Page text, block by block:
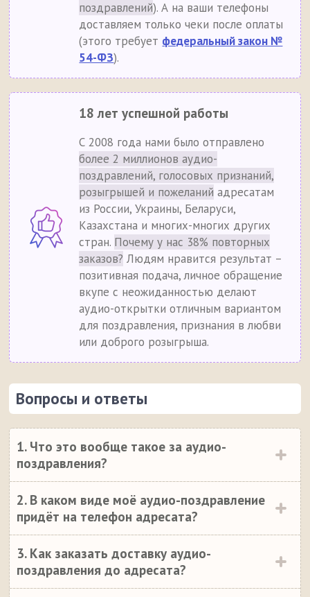
поздравлений). А на ваши телефоны
доставляем только чеки после оплаты
(этого требует федеральный закон №
54-ФЗ).
18 лет успешной работы
С 2008 года нами было отправлено
более 2 миллионов аудио-
поздравлений, голосовых признаний,
розыгрышей и пожеланий адресатам
из России, Украины, Беларуси,
Казахстана и многих-многих других
стран. Почему у нас 38% повторных
заказов? Людям нравится результат –
позитивная подача, личное обращение
вкупе с неожиданностью делают
аудио-открытки отличным вариантом
для поздравления, признания в любви
или доброго розыгрыша.
Вопросы и ответы
1. Что это вообще такое за аудио-
поздравления?
2. В каком виде моё аудио-поздравление
придёт на телефон адресата?
3. Как заказать доставку аудио-
поздравления до адресата?